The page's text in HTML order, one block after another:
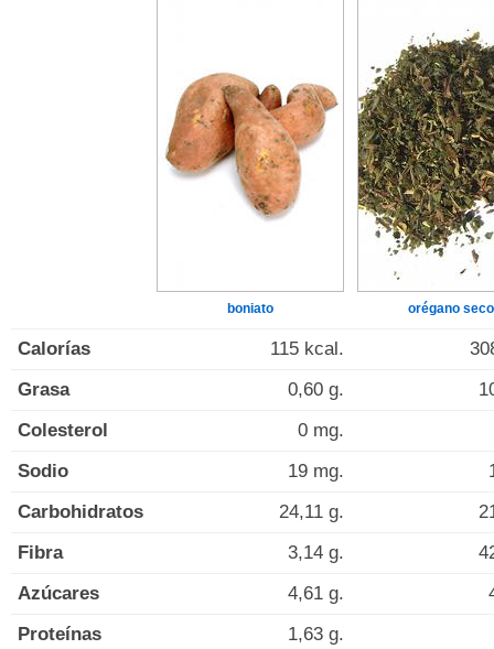
boniato orégano seco
Calorías 115 kcal.
Grasa
0,60 g.
Colesterol
0 mg.
Sodio
19 mg.
Carbohidratos
24,11 g.
Fibra
3,14 g.
Azúcares
4,61 g.
Proteínas
1,63 g.